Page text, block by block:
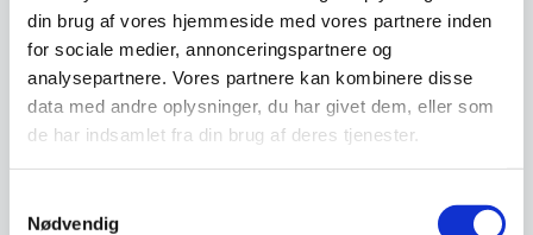
din brug af vores hjemmeside med vores partnere inden
for sociale medier, annonceringspartnere og
analysepartnere. Vores partnere kan kombinere disse
data med andre oplysninger, du har givet dem, eller som
de har indsamlet fra din brug af deres tjenester.
Nødvendig
Isterningeform, XL
isterninger, Hendi
Isterningeform, XL isterninger,
Hendi
champagnestopper i eksklusivt